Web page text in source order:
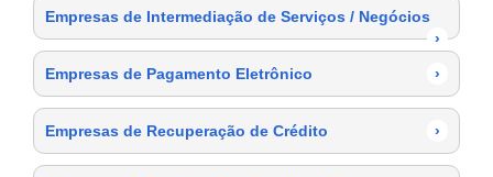
Empresas de Intermediação de Serviços / Negócios
›
Empresas de Pagamento Eletrônico
›
Empresas de Recuperação de Crédito ›